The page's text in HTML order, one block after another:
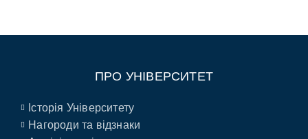
ПРО УНІВЕРСИТЕТ
Історія Університету
Нагороди та відзнаки